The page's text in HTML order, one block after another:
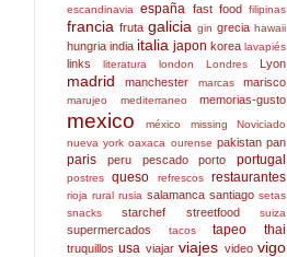
escandinavia
españa fast food filipinas
francia fruta galicia gin grecia hawaii
hungria india italia japon korea lavapiés
links literatura london Londres Lyon
madrid manchester marcas marisco
marujeo mediterraneo memorias-gusto
mexico méxico missing
Noviciado
nueva york oaxaca ourense pakistan pan
paris peru pescado porto portugal
postres queso refrescos restaurantes
rioja rural rusia salamanca santiago setas
snacks
starchef streetfood suiza
supermercados tacos tapeo thai
truquillos usa viajar viajes video vigo